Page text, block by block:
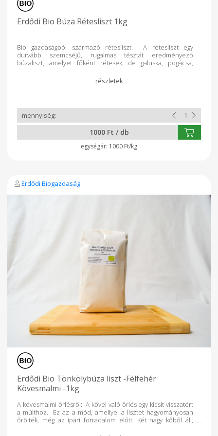
Erdődi Bio Búza Rétesliszt 1kg
Bio gazdaságból származó rétesliszt. A rétesliszt egy
durvább szemcséjű, rugalmas tésztát eredményező
búzaliszt, amelyet főként rétesek, de galuska, pogácsa,
Különlegessége, hogy a kíméletesebb őrlésnek
köszönhetően jobb a sikér minősége, ami rugalmasabbá és
alkalmas. A jobb állag eléréséhez érdemes finomliszttel
keverni (pl. kelt tésztáknál 30-40%-ban).
1000 Ft / db
1000 Ft/kg
Erdődi Biogazdaság
Erdődi Bio Tönkölybúza liszt -Félfehér
Kövesmalmi -1kg
A kövesmalmi őrlésről: A kővel való őrlés egy kicsit visszatért
a múlthoz. Ez az a mód, amellyel a lisztet hagyományosan
őrölték, még az ipari forradalom előtt. Két nagy kőből áll,